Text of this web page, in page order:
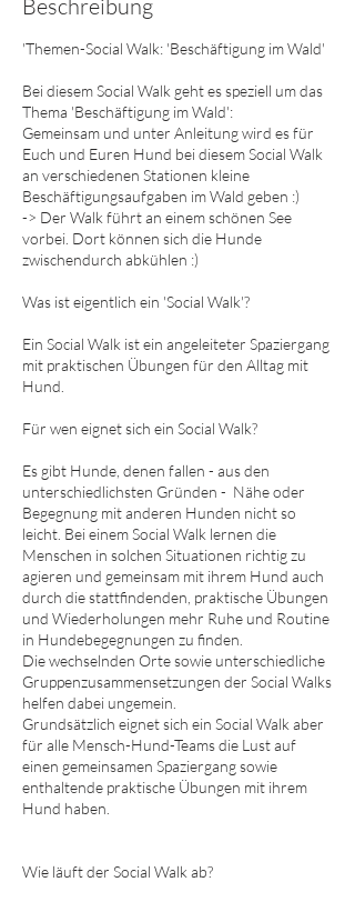
Beschreibung
'Themen-Social Walk: 'Beschäftigung im Wald'
Bei diesem Social Walk geht es speziell um das
Thema 'Beschäftigung im Wald':
Gemeinsam und unter Anleitung wird es für
Euch und Euren Hund bei diesem Social Walk
an verschiedenen Stationen kleine
Beschäftigungsaufgaben im Wald geben :)
-> Der Walk führt an einem schönen See
vorbei. Dort können sich die Hunde
zwischendurch abkühlen :)
Was ist eigentlich ein 'Social Walk'?
Ein Social Walk ist ein angeleiteter Spaziergang
mit praktischen Übungen für den Alltag mit
Hund.
Für wen eignet sich ein Social Walk?
Es gibt Hunde, denen fallen - aus den
unterschiedlichsten Gründen - Nähe oder
Begegnung mit anderen Hunden nicht so
leicht. Bei einem Social Walk lernen die
Menschen in solchen Situationen richtig zu
agieren und gemeinsam mit ihrem Hund auch
durch die stattfindenden, praktische Übungen
und Wiederholungen mehr Ruhe und Routine
in Hundebegegnungen zu finden.
Die wechselnden Orte sowie unterschiedliche
Gruppenzusammensetzungen der Social Walks
helfen dabei ungemein.
Grundsätzlich eignet sich ein Social Walk aber
für alle Mensch-Hund-Teams die Lust auf
einen gemeinsamen Spaziergang sowie
enthaltende praktische Übungen mit ihrem
Hund haben.
Wie läuft der Social Walk ab?